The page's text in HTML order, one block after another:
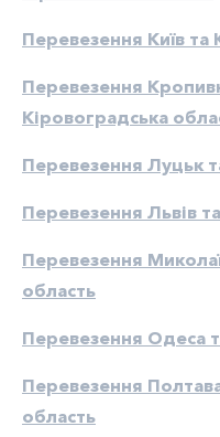
Перевезення Київ та
Перевезення
Кіровоградська
Перевезення Луцьк
Перевезення Львів
Перевезення
область
Перевезення Одеса
Перевезення
область